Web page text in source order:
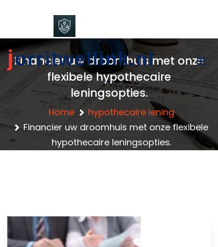
jorritwellink.nl
Financier uw droomhuis met onze
flexibele hypothecaire
leningsopties.
Home
hypothecaire lening
Financier uw droomhuis met onze flexibele
hypothecaire leningsopties.